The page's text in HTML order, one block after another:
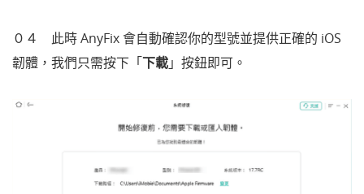
０４ 此時 AnyFix 會自動確認你的型號並提供正確的 iOS
韌體，我們只需按下「下載」按鈕即可。